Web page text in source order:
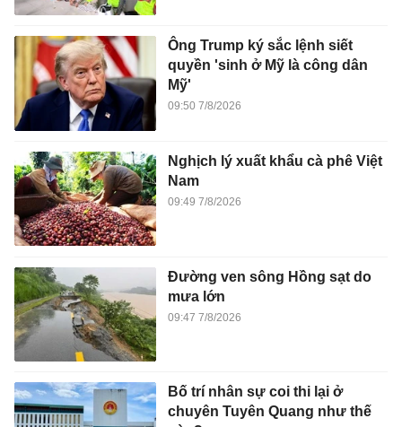
Ông Trump ký sắc lệnh siết
quyền 'sinh ở Mỹ là công dân
Mỹ'
09:50 7/8/2026
Nghịch lý xuất khẩu cà phê Việt
Nam
09:49 7/8/2026
Đường ven sông Hồng sạt do
mưa lớn
09:47 7/8/2026
Bố trí nhân sự coi thi lại ở
chuyên Tuyên Quang như thế